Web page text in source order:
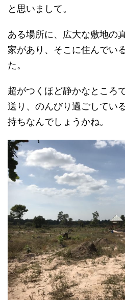
と思いまして。
ある場所に、広大な敷地の
家があり、そこに住んでい
た。
超がつくほど静かなところ
送り、のんびり過ごしてい
持ちなんでしょうかね。